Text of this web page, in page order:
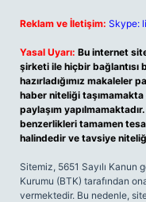
Reklam ve İletişim: Skype:
Yasal Uyarı: Bu internet
şirketi ile hiçbir bağlantısı
hazırladığımız makaleler
haber niteliği
paylaşım
benzerlikleri tamamen
halindedir ve tavsiye
Sitemiz, 5651 Sayılı
Kurumu (BTK) tarafından
vermektedir. Bu nedenle,